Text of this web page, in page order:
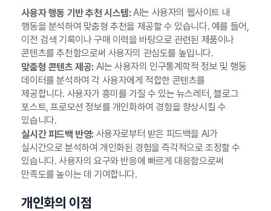
사용자 행동 기반 추천 시스템:AI는 사용자의 웹사이트 내
행동을 분석하여 맞춤형 추천을 제공할 수 있습니다. 예를 들어,
이전 검색 기록이나 구매 이력을 바탕으로 관련된 제품이나
콘텐츠를 추천함으로써 사용자의 관심도를 높입니다.
맞춤형 콘텐츠 제공:AI는 사용자의 인구통계학적 정보 및 행동
데이터를 분석하여 각 사용자에게 적합한 콘텐츠를
제공합니다. 사용자가 흥미를 가질 수 있는 뉴스레터, 블로그
포스트, 프로모션 정보를 개인화하여 경험을 향상시킬 수
있습니다.
실시간 피드백 반영:사용자로부터 받은 피드백을 AI가
실시간으로 분석하여 개인화된 경험을 즉각적으로 조정할 수
있습니다. 사용자의 요구와 반응에 빠르게 대응함으로써
만족도를 높이는 데 기여합니다.
개인화의 이점